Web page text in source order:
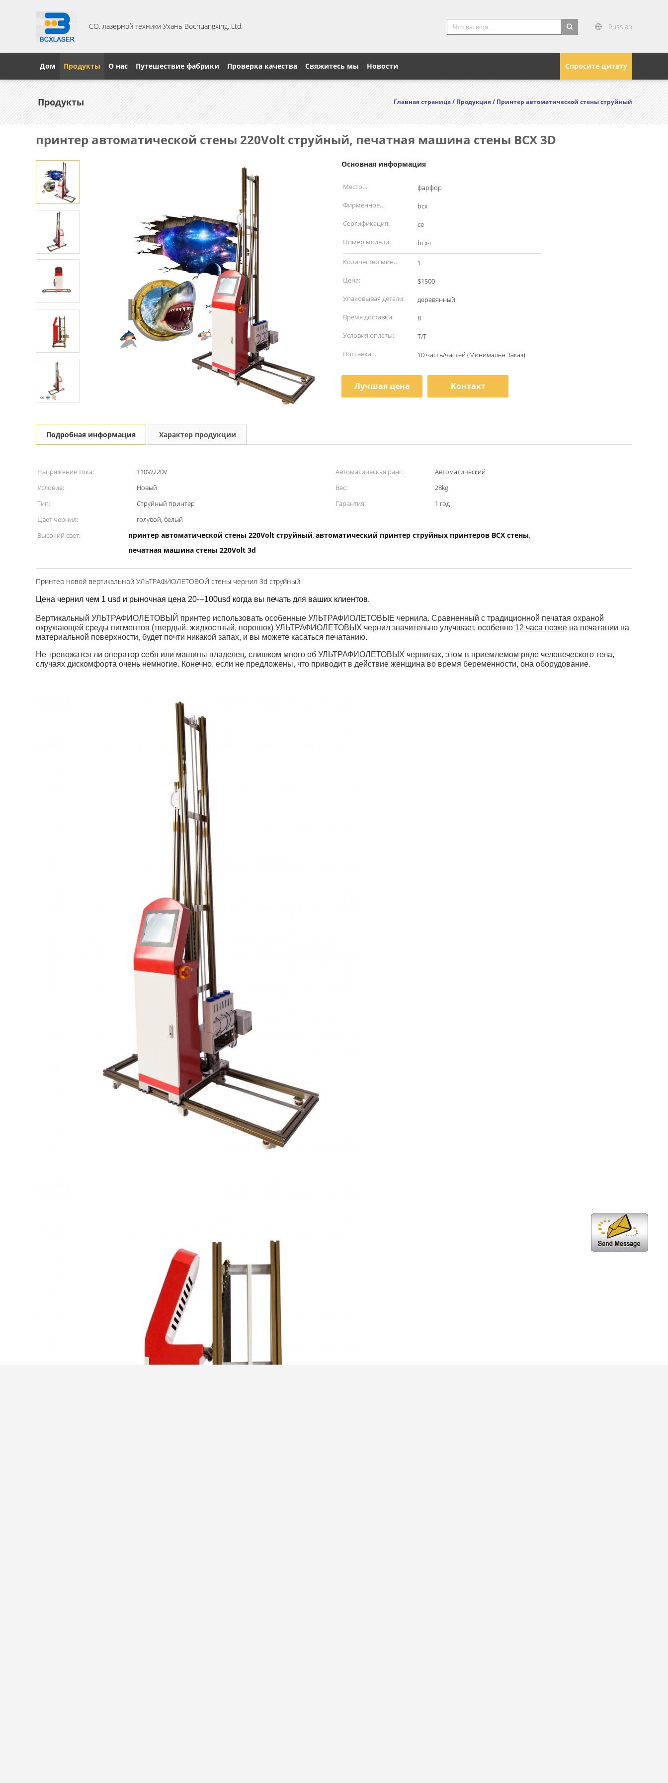
CO. лазерной техники Ухань Bochuangxing, Ltd.
Russian
Спросите цитату
Дом Продукты О нас Путешествие фабрики Проверка качества Свяжитесь мы Новости
Продукты Главная страница/Продукция/Принтер автоматической стены струйный
принтер автоматической стены 220Volt струйный, печатная машина стены BCX 3D
Основная информация
Место
происхождения:
фарфор
Фирменное
наименование:
bcx
Сертификация:
ce
Номер модели:
bcx-i
Количество мин
заказа:
1
Цена:
$1500
Упаковывая детали:
деревянный
Время доставки:
8
Условия оплаты:
T/T
Поставка
10 часть/частей (Минимальн Заказ)
Лучшая цена Контакт
Подробная информация Характер продукции
Напряжение тока: 110V/220V Автоматическая ранг:
Автоматический
Условие:
Новый Вес:
28kg
Тип:
Струйный принтер Гарантия:
1 год
Цвет чернил:
голубой, белый
Высокий свет:
принтер автоматической стены 220Volt струйный,автоматический принтер струйных принтеров BCX стены,
печатная машина стены 220Volt 3d
Принтер новой вертикальной УЛЬТРАФИОЛЕТОВОЙ стены чернил 3d струйный
Цена чернил чем 1 usd и рыночная цена 20---100usd когда вы печать для ваших клиентов.
Вертикальный УЛЬТРАФИОЛЕТОВЫЙ принтер использовать особенные УЛЬТРАФИОЛЕТОВЫЕ чернила. Сравненный с традиционной печатая охраной
окружающей среды пигментов (твердый, жидкостный, порошок) УЛЬТРАФИОЛЕТОВЫХ чернил значительно улучшает, особенно 12 часа позже на печатании на
материальной поверхности, будет почти никакой запах, и вы можете касаться печатанию.
Не тревожатся ли оператор себя или машины владелец, слишком много об УЛЬТРАФИОЛЕТОВЫХ чернилах, этом в приемлемом ряде человеческого тела,
случаях дискомфорта очень немногие. Конечно, если не предложены, что приводит в действие женщина во время беременности, она оборудование.